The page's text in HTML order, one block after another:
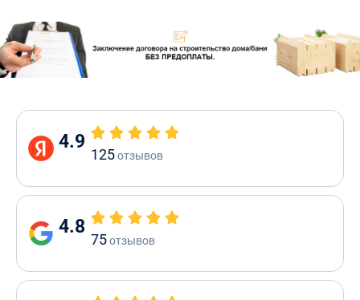
4.9
125отзывов
4.8
75отзывов